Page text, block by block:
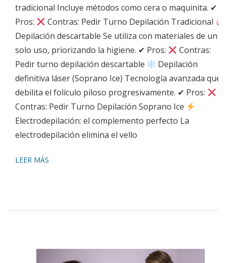
tradicional Incluye métodos como cera o maquinita. ✔
Pros:
Contras: Pedir Turno Depilación Tradicional
Depilación descartable Se utiliza con materiales de un
solo uso, priorizando la higiene. ✔ Pros:
Contras:
Pedir turno depilación descartable
Depilación
definitiva láser (Soprano Ice) Tecnología avanzada que
debilita el folículo piloso progresivamente. ✔ Pros:
Contras: Pedir Turno Depilación Soprano Ice
Electrodepilación: el complemento perfecto La
electrodepilación elimina el vello
LEER MÁS